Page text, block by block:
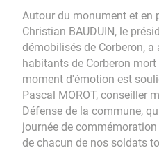
Autour du monument et en
Christian BAUDUIN, le
démobilisés de Corberon, a
habitants de Corberon
moment d'émotion est
Pascal MOROT, conseiller
Défense de la commune,
journée de
de chacun de nos soldats